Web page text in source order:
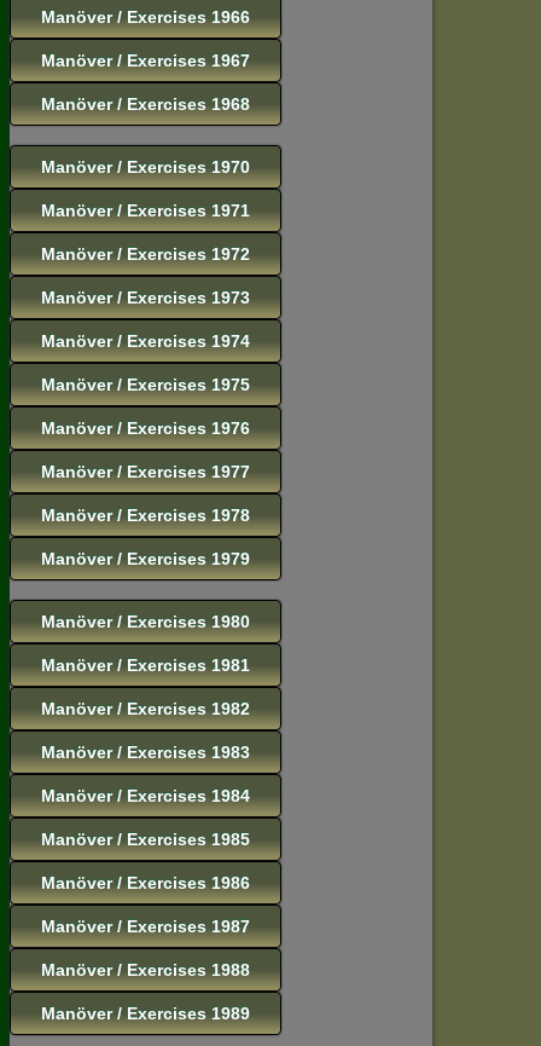
Manöver / Exercises 1966
Manöver / Exercises 1967
Manöver / Exercises 1968
Manöver / Exercises 1970
Manöver / Exercises 1971
Manöver / Exercises 1972
Manöver / Exercises 1973
Manöver / Exercises 1974
Manöver / Exercises 1975
Manöver / Exercises 1976
Manöver / Exercises 1977
Manöver / Exercises 1978
Manöver / Exercises 1979
Manöver / Exercises 1980
Manöver / Exercises 1981
Manöver / Exercises 1982
Manöver / Exercises 1983
Manöver / Exercises 1984
Manöver / Exercises 1985
Manöver / Exercises 1986
Manöver / Exercises 1987
Manöver / Exercises 1988
Manöver / Exercises 1989